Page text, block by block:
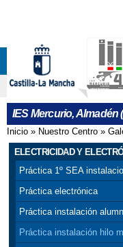
IES Mercurio, Almadén
Se
Inicio » Nuestro Centro »
ELECTRICIDAD Y
Práctica 1º SEA
Práctica electrónica
Práctica instalación
Práctica instalación hilo